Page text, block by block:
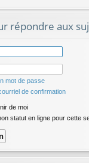
répondre aux
mot de passe
de confirmation
de moi
statut en ligne pour cette